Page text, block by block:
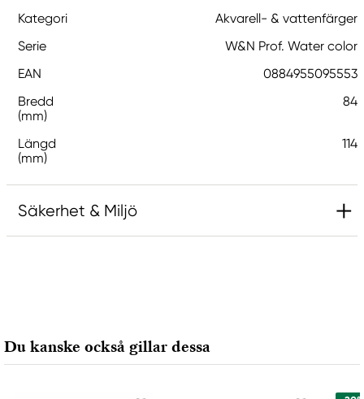
Kategori
Akvarell- & vattenfärger
Serie
W&N Prof. Water color
EAN
0884955095553
Bredd
(mm)
84
Längd
(mm)
114
Säkerhet & Miljö
61930 Trosa, Sweden
info@colart.se
Du kanske också gillar dessa